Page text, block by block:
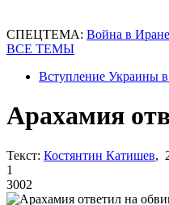
СПЕЦТЕМА: Война в Иране
ВСЕ ТЕМЫ
Вступление Украины
Арахамия
Текст: Костянтин Катишев,
1
3002